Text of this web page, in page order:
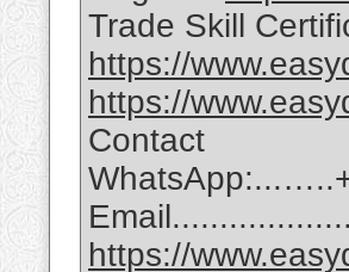
Trade Skill
https://
https://
Contact
https://